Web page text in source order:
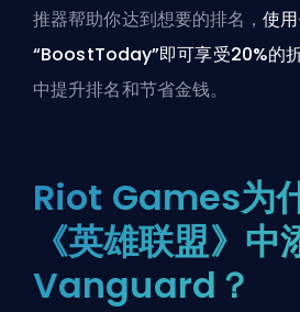
推器帮助你达到想要的排名，使
“BoostToday”即可享受20%的
中提升排名和节省金钱。
Riot Games为
《英雄联盟》中
Vanguard？